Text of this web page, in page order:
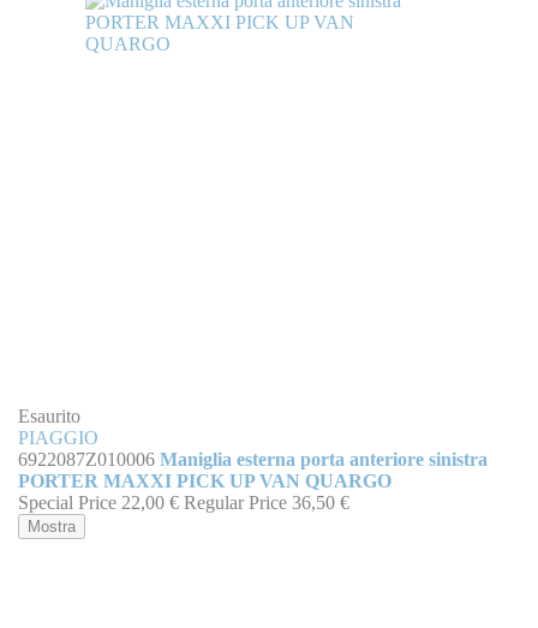
Esaurito
PIAGGIO
6922087Z010006 Maniglia esterna porta anteriore sinistra
PORTER MAXXI PICK UP VAN QUARGO
Special Price 22,00 € Regular Price 36,50 €
Mostra